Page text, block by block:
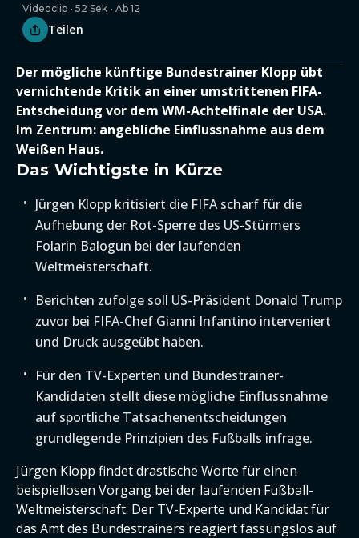
Videoclip • 52 Sek • Ab 12
Teilen
Der mögliche künftige Bundestrainer Klopp übt
vernichtende Kritik an einer umstrittenen FIFA-
Entscheidung vor dem WM-Achtelfinale der USA.
Im Zentrum: angebliche Einflussnahme aus dem
Weißen Haus.
Das Wichtigste in Kürze
Jürgen Klopp kritisiert die FIFA scharf für die
Aufhebung der Rot-Sperre des US-Stürmers
Folarin Balogun bei der laufenden
Weltmeisterschaft.
Berichten zufolge soll US-Präsident Donald Trump
zuvor bei FIFA-Chef Gianni Infantino interveniert
und Druck ausgeübt haben.
Für den TV-Experten und Bundestrainer-
Kandidaten stellt diese mögliche Einflussnahme
auf sportliche Tatsachenentscheidungen
grundlegende Prinzipien des Fußballs infrage.
Jürgen Klopp findet drastische Worte für einen
beispiellosen Vorgang bei der laufenden Fußball-
Weltmeisterschaft. Der TV-Experte und Kandidat für
das Amt des Bundestrainers reagiert fassungslos auf